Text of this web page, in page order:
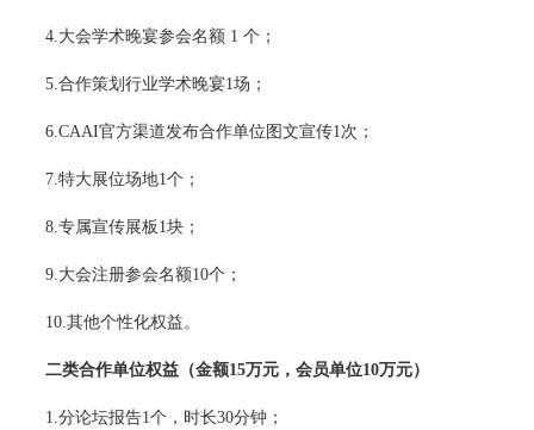
4.大会学术晚宴参会名额 1 个；
5.合作策划行业学术晚宴1场；
6.CAAI官方渠道发布合作单位图文宣传1次；
7.特大展位场地1个；
8.专属宣传展板1块；
9.大会注册参会名额10个；
10.其他个性化权益。
二类合作单位权益 （金额15万元，会员单位10万元）
1.分论坛报告1个，时长30分钟；